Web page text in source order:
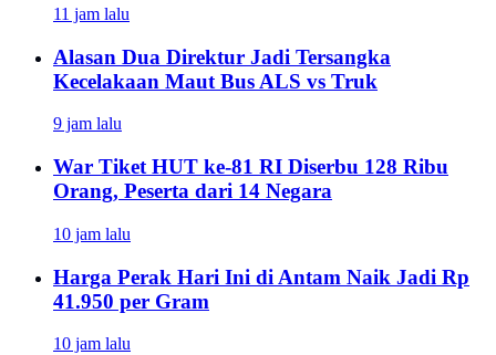
11 jam lalu
Alasan Dua Direktur Jadi Tersangka
Kecelakaan Maut Bus ALS vs Truk
9 jam lalu
War Tiket HUT ke-81 RI Diserbu 128 Ribu
Orang, Peserta dari 14 Negara
10 jam lalu
Harga Perak Hari Ini di Antam Naik Jadi Rp
41.950 per Gram
10 jam lalu